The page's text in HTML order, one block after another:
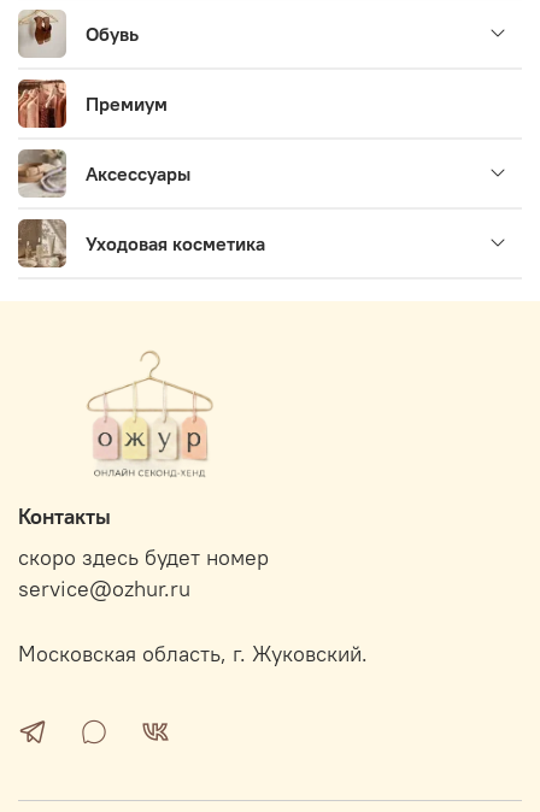
Обувь
Премиум
Аксессуары
Уходовая косметика
Контакты
скоро здесь будет номер
service@ozhur.ru
Московская область, г. Жуковский.